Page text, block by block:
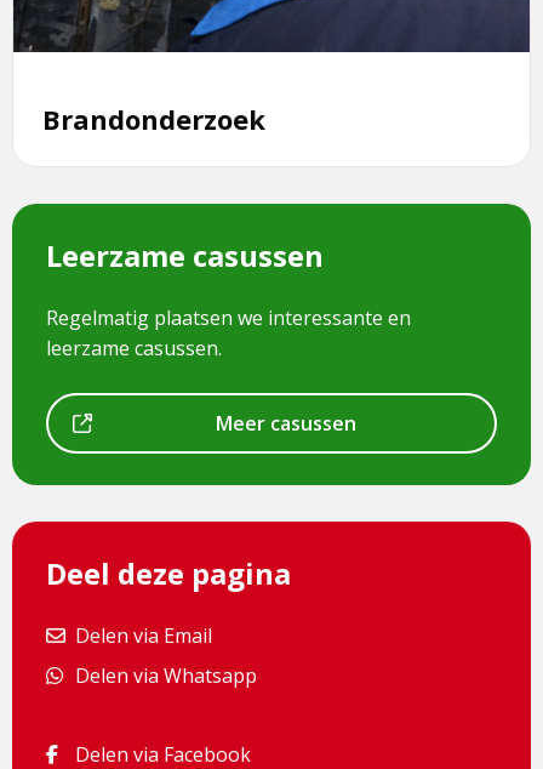
Brandonderzoek
Leerzame casussen
Regelmatig plaatsen we interessante en
leerzame casussen.
is
een
Meer casussen
Deel deze pagina
Delen via Email
Delen via Email
Delen via Whatsapp
Delen via Whatsapp
Delen via Facebook
Delen via Facebook